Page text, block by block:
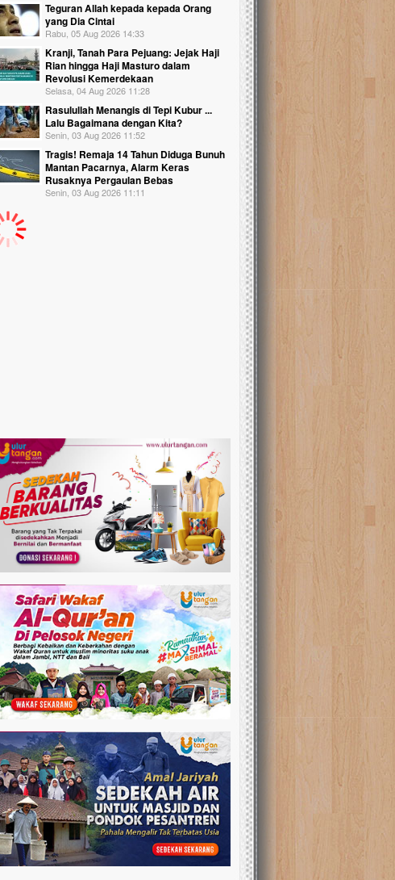
Teguran Allah kepada kepada Orang
yang Dia Cintai
Rabu, 05 Aug 2026 14:33
Kranji, Tanah Para Pejuang: Jejak Haji
Rian hingga Haji Masturo dalam
Revolusi Kemerdekaan
Selasa, 04 Aug 2026 11:28
Rasulullah Menangis di Tepi Kubur ...
Lalu Bagaimana dengan Kita?
Senin, 03 Aug 2026 11:52
Tragis! Remaja 14 Tahun Diduga Bunuh
Mantan Pacarnya, Alarm Keras
Rusaknya Pergaulan Bebas
Senin, 03 Aug 2026 11:11